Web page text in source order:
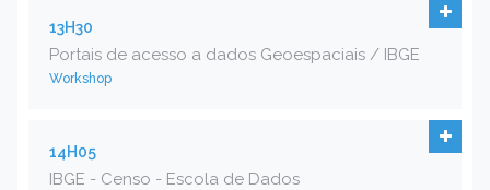
13H30
Portais de acesso a dados Geoespaciais / IBGE
Workshop
14H05
IBGE - Censo - Escola de Dados